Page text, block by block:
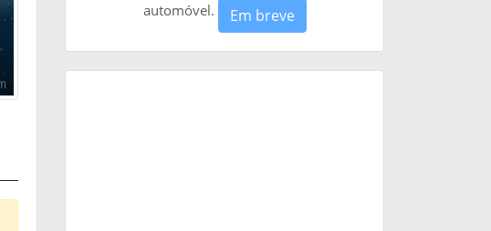
automóvel.
Em breve